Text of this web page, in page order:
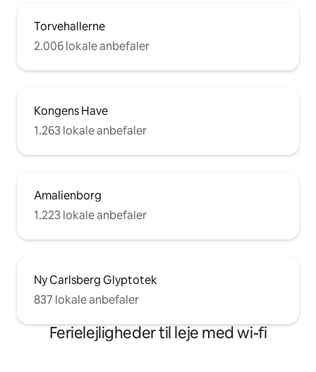
Torvehallerne
2.006 lokale anbefaler
Kongens Have
1.263 lokale anbefaler
Amalienborg
1.223 lokale anbefaler
Ny Carlsberg Glyptotek
837 lokale anbefaler
Ferielejligheder til leje med wi-fi